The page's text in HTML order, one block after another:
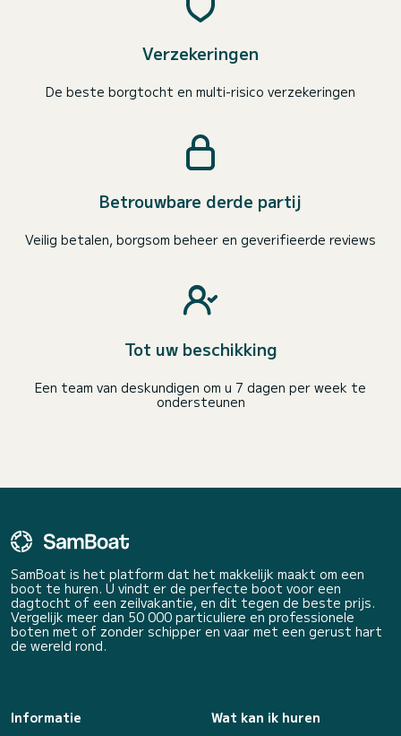
Verzekeringen
De beste borgtocht en multi-risico verzekeringen
Betrouwbare derde partij
Veilig betalen, borgsom beheer en geverifieerde reviews
Tot uw beschikking
Een team van deskundigen om u 7 dagen per week te
ondersteunen
SamBoat is het platform dat het makkelijk maakt om een
boot te huren. U vindt er de perfecte boot voor een
dagtocht of een zeilvakantie, en dit tegen de beste prijs.
Vergelijk meer dan 50 000 particuliere en professionele
boten met of zonder schipper en vaar met een gerust hart
de wereld rond.
Informatie
Wat kan ik huren